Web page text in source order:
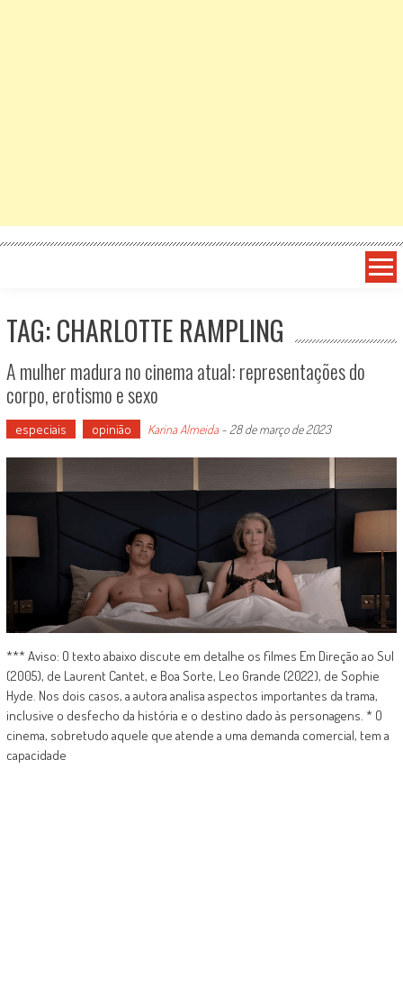
TAG: CHARLOTTE RAMPLING
A mulher madura no cinema atual: representações do
corpo, erotismo e sexo
especiais opinião Karina Almeida- 28 de março de 2023
*** Aviso: O texto abaixo discute em detalhe os filmes Em Direção ao Sul
(2005), de Laurent Cantet, e Boa Sorte, Leo Grande (2022), de Sophie
Hyde. Nos dois casos, a autora analisa aspectos importantes da trama,
inclusive o desfecho da história e o destino dado às personagens. * O
cinema, sobretudo aquele que atende a uma demanda comercial, tem a
capacidade